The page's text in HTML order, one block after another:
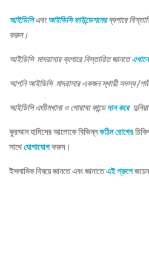
আইডিসিএবংআইডিসি ফাউন্ডেশনেরব্যপারে
করুন।
আইডিসি মাদরাসার ব্যপারে বিস্তারিত জানতে
আপনি আইডিসি মাদরাসার একজন স্থায়ী সদস্য /
আইডিসি এতীমখানা ও গোরাবা ফান্ডেদান করে
কুরআন হাদিসের আলোকে বিভিন্নকঠিন রোগের
সাথেযোগাযোগকরুন।
ইসলামিক বিষয়ে জানতে এবং জানাতেএই গ্রুপে